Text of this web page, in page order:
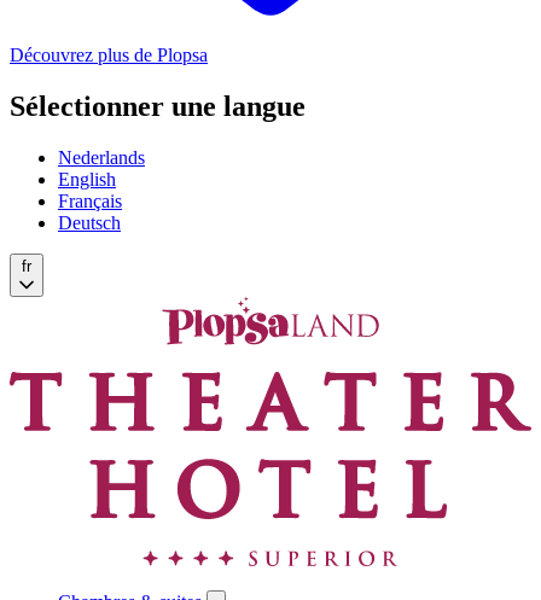
Découvrez plus de Plopsa
Sélectionner une langue
Nederlands
English
Français
Deutsch
fr